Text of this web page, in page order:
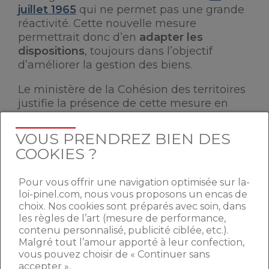
juillet 1965 qui ne permet pas une grande
réactivité. Cette nouvelle mesure
permettrait donc d’en adapter les
dispositions, toujours dans l’objectif
d’améliorer la gestion des biens.
Le ministère de la Cohésion des territoires
justifie la présence de cette mesure en
immeubles et éviter que certaines
copropriétés ne dépérissent. Notre but
n’est pas de restreindre les droits des
dont nous pourrions éviter les blocages
lors des votes. Le système actuel est
grippé ».
L’inquiétude du milieu
VOUS PRENDREZ BIEN DES
COOKIES ?
Pour vous offrir une navigation optimisée sur la-
loi-pinel.com, nous vous proposons un encas de
choix. Nos cookies sont préparés avec soin, dans
les règles de l’art (mesure de performance,
contenu personnalisé, publicité ciblée, etc.).
Malgré tout l’amour apporté à leur confection,
vous pouvez choisir de « Continuer sans
accepter ».